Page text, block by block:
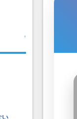
↑
い